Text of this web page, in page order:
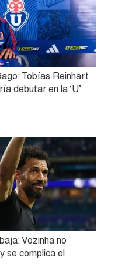
Tobías Reinhart
debutar en la ‘U’
Vozinha no
se complica el